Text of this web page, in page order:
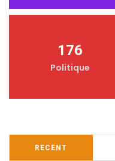
176
Politique
RECENT